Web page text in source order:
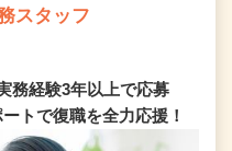
スタッフ
務経験3年以上で応募
トで復職を全⼒応援！